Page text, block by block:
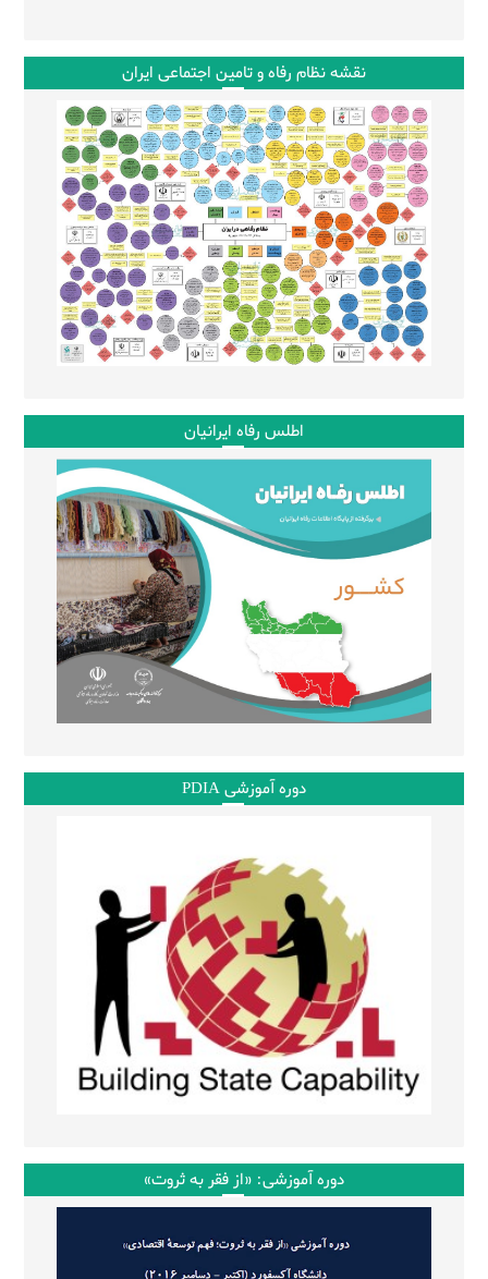
نقشه نظام رفاه و تامین اجتماعی ایران
اطلس رفاه ایرانیان
دوره آموزشی PDIA
دوره آموزشی: «از فقر به ثروت»